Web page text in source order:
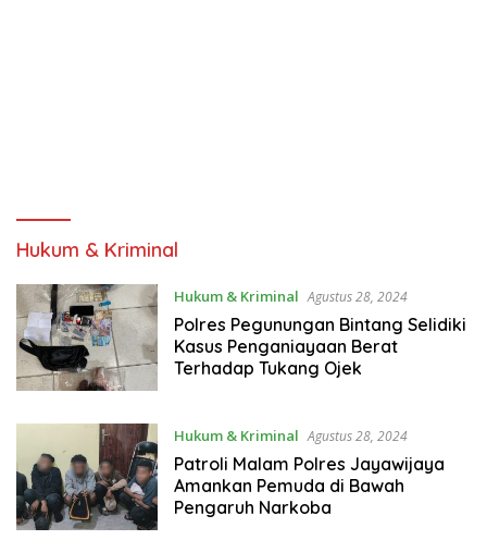
Hukum & Kriminal
Hukum & Kriminal Agustus 28, 2024
Polres Pegunungan Bintang Selidiki
Kasus Penganiayaan Berat
Terhadap Tukang Ojek
Hukum & Kriminal Agustus 28, 2024
Patroli Malam Polres Jayawijaya
Amankan Pemuda di Bawah
Pengaruh Narkoba